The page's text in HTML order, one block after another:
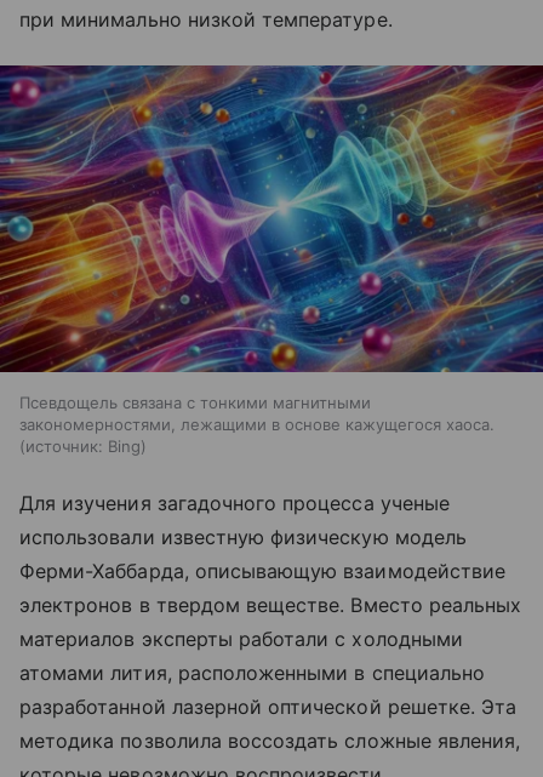
при минимально низкой температуре.
Псевдощель связана с тонкими магнитными
закономерностями, лежащими в основе кажущегося хаоса.
источник: Bing
Для изучения загадочного процесса ученые
использовали известную физическую модель
Ферми-Хаббарда, описывающую взаимодействие
электронов в твердом веществе. Вместо реальных
материалов эксперты работали с холодными
атомами лития, расположенными в специально
разработанной лазерной оптической решетке. Эта
методика позволила воссоздать сложные явления,